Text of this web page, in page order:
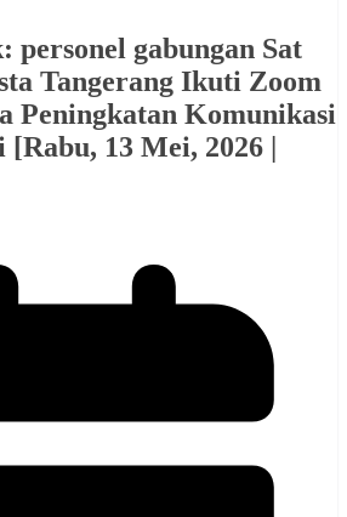
personel gabungan Sat
Tangerang Ikuti Zoom
Peningkatan Komunikasi
13 Mei, 2026 |